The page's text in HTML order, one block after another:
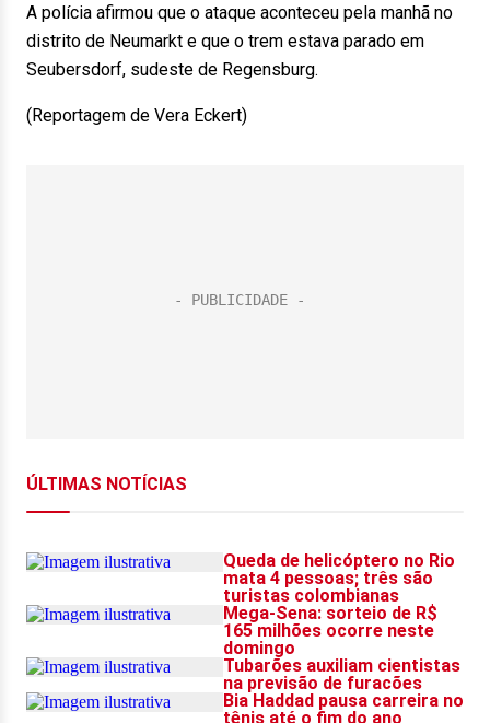
A polícia afirmou que o ataque aconteceu pela manhã no
distrito de Neumarkt e que o trem estava parado em
Seubersdorf, sudeste de Regensburg.
(Reportagem de Vera Eckert)